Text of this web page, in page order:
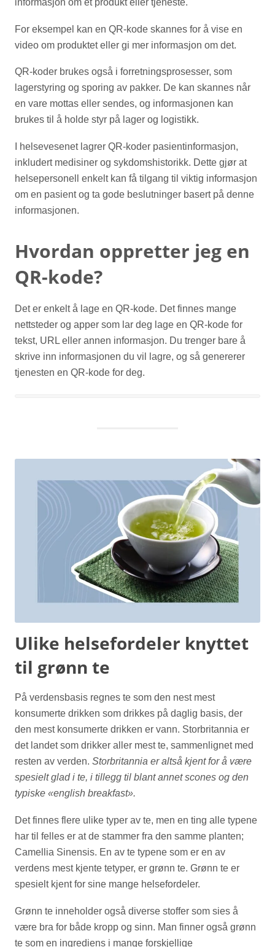
informasjon om et produkt eller tjeneste.
For eksempel kan en QR-kode skannes for å vise en
video om produktet eller gi mer informasjon om det.
QR-koder brukes også i forretningsprosesser, som
lagerstyring og sporing av pakker. De kan skannes når
en vare mottas eller sendes, og informasjonen kan
brukes til å holde styr på lager og logistikk.
I helsevesenet lagrer QR-koder pasientinformasjon,
inkludert medisiner og sykdomshistorikk. Dette gjør at
helsepersonell enkelt kan få tilgang til viktig informasjon
om en pasient og ta gode beslutninger basert på denne
informasjonen.
Hvordan oppretter jeg en
QR-kode?
Det er enkelt å lage en QR-kode. Det finnes mange
nettsteder og apper som lar deg lage en QR-kode for
tekst, URL eller annen informasjon. Du trenger bare å
skrive inn informasjonen du vil lagre, og så genererer
tjenesten en QR-kode for deg.
Ulike helsefordeler knyttet
til grønn te
På verdensbasis regnes te som den nest mest
konsumerte drikken som drikkes på daglig basis, der
den mest konsumerte drikken er vann. Storbritannia er
det landet som drikker aller mest te, sammenlignet med
resten av verden. Storbritannia er altså kjent for å være
spesielt glad i te, i tillegg til blant annet scones og den
typiske «english breakfast».
Det finnes flere ulike typer av te, men en ting alle typene
har til felles er at de stammer fra den samme planten;
Camellia Sinensis. En av te typene som er en av
verdens mest kjente tetyper, er grønn te. Grønn te er
spesielt kjent for sine mange helsefordeler.
Grønn te inneholder også diverse stoffer som sies å
være bra for både kropp og sinn. Man finner også grønn
te som en ingrediens i mange forskjellige